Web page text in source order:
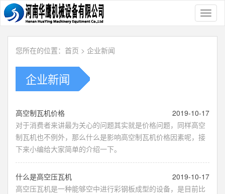
您所在的位置： 首页 > 企业新闻
企业新闻
​高空制瓦机价格
2019-10-17
对于消费者来讲最为关心的问题其实就是价格问题，同样高空
制瓦机也不例外，那么什么是影响高空制瓦机价格因素呢，接
下来小编给大家简单的介绍一下。
​什么是高空压瓦机
2019-10-17
高空压瓦机是一种能够空中进行彩钢板成型的设备，是目前比